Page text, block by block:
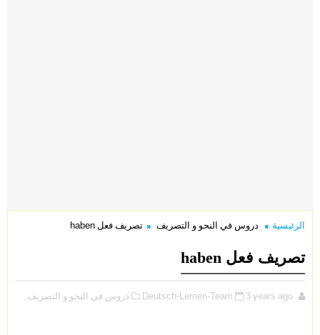
الرئيسية دروس في النحو و التصريف تصريف فعل haben
تصريف فعل haben
Deutsch-Lernen-Team 3 years ago دروس في النحو و التصريف,